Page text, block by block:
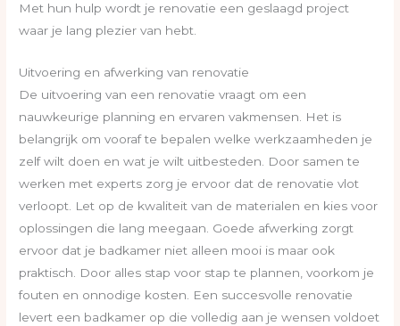
Met hun hulp wordt je renovatie een geslaagd project
waar je lang plezier van hebt.
Uitvoering en afwerking van renovatie
De uitvoering van een renovatie vraagt om een
nauwkeurige planning en ervaren vakmensen. Het is
belangrijk om vooraf te bepalen welke werkzaamheden je
zelf wilt doen en wat je wilt uitbesteden. Door samen te
werken met experts zorg je ervoor dat de renovatie vlot
verloopt. Let op de kwaliteit van de materialen en kies voor
oplossingen die lang meegaan. Goede afwerking zorgt
ervoor dat je badkamer niet alleen mooi is maar ook
praktisch. Door alles stap voor stap te plannen, voorkom je
fouten en onnodige kosten. Een succesvolle renovatie
levert een badkamer op die volledig aan je wensen voldoet